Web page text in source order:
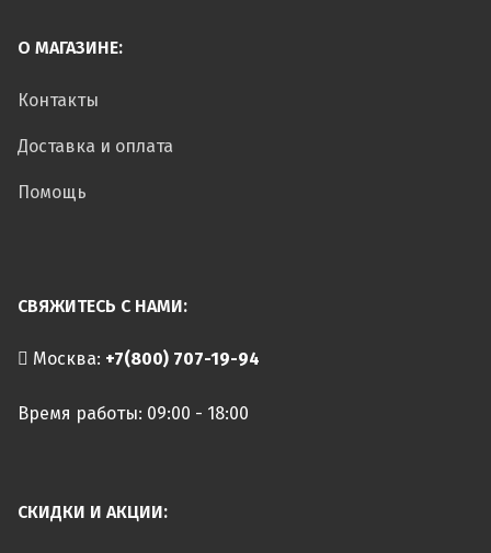
О МАГАЗИНЕ:
Контакты
Доставка и оплата
Помощь
СВЯЖИТЕСЬ С НАМИ:
Москва: +7(800) 707-19-94
Время работы: 09:00 - 18:00
СКИДКИ И АКЦИИ: